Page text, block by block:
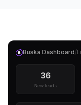
Buska Dashboard/
36
New leads